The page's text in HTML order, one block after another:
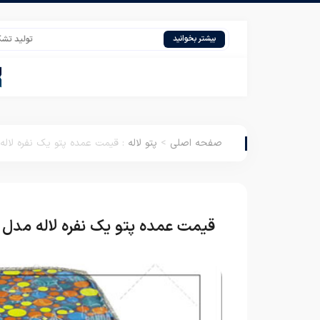
بیشتر بخوانید تولید تشک
صفحه اصلی > پتو لاله : قیمت عمده پتو یک نفره
قیمت عمده پتو یک نفره لاله مدل